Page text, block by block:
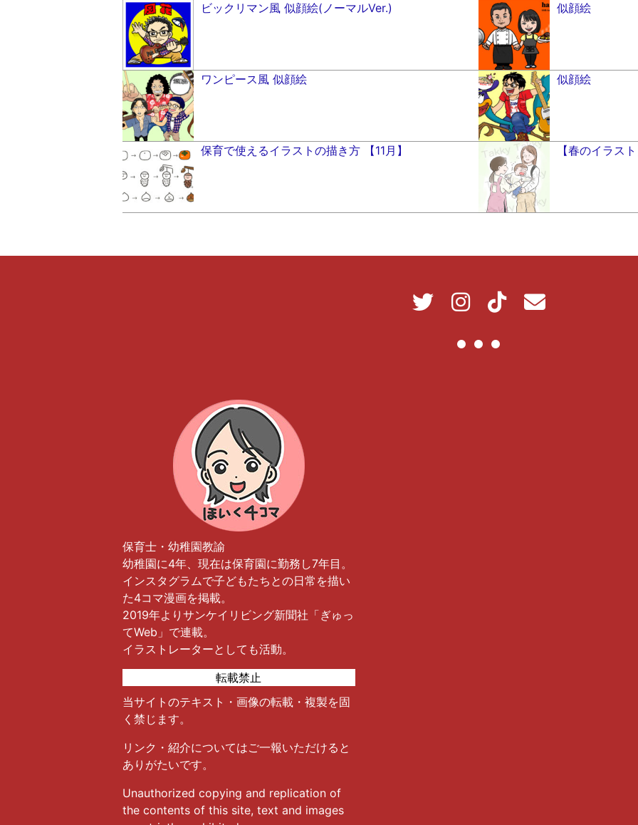
ビックリマン風 似顔絵(ノーマルVer.) 似顔絵
ワンピース風 似顔絵 似顔絵
保育で使えるイラストの描き方 【11月】 【春のイラス
保育士・幼稚園教諭
幼稚園に4年、現在は保育園に勤務し7年目。
インスタグラムで子どもたちとの日常を描い
た4コマ漫画を掲載。
2019年よりサンケイリビング新聞社「ぎゅっ
てWeb」で連載。
イラストレーターとしても活動。
転載禁止
当サイトのテキスト・画像の転載・複製を固
く禁じます。
リンク・紹介についてはご一報いただけると
ありがたいです。
Unauthorized copying and replication of
the contents of this site, text and images